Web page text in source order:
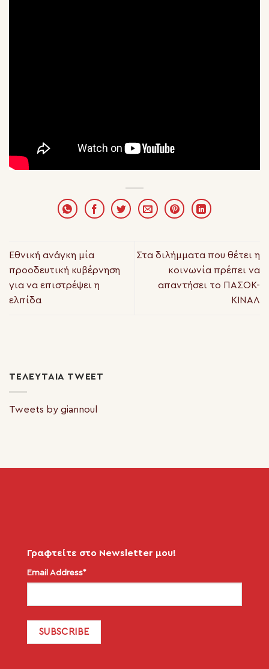
Εθνική ανάγκη μία
προοδευτική κυβέρνηση
για να επιστρέψει η
ελπίδα
Στα διλήμματα που θέτει η
κοινωνία πρέπει να
απαντήσει το ΠΑΣΟΚ-
ΚΙΝΑΛ
ΤΕΛΕΥΤΑΊΑ TWEET
Tweets by giannoul
Γραφτείτε στο Newsletter μου!
Email Address*